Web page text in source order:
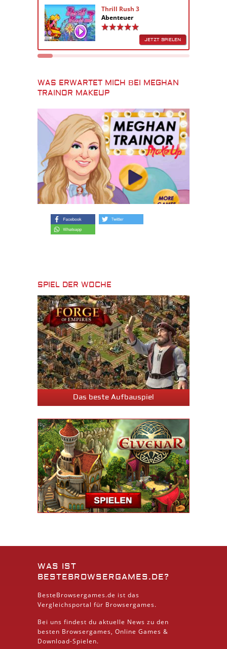
Thrill Rush 3
Abenteuer
JETZT SPIELEN
WAS ERWARTET MICH BEI MEGHAN
TRAINOR MAKEUP
SPIEL DER WOCHE
Das beste Aufbauspiel
WAS IST
BESTEBROWSERGAMES.DE?
BesteBrowsergames.de ist das
Vergleichsportal für Browsergames.
Bei uns findest du aktuelle News zu den
besten Browsergames, Online Games &
Download-Spielen.